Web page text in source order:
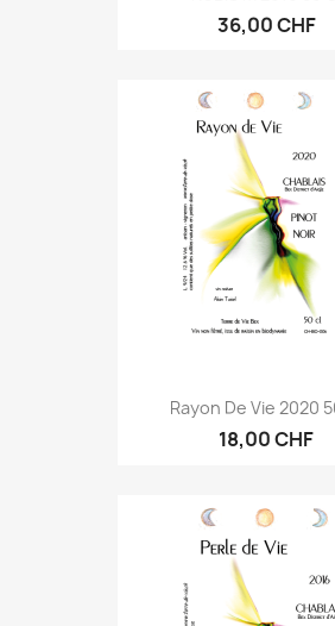
36,00 CHF
Rayon De Vie 2020
18,00 CHF